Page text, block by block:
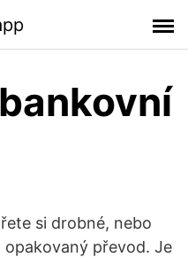
si drobné, nebo
převod. Je